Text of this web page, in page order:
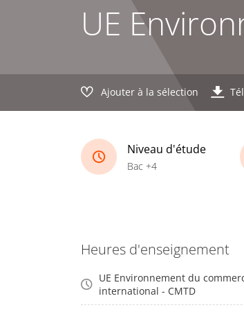
UE
Ajouter à la sélection
Niveau d'étude
Bac +4
Heures d'enseignement
UE Environnement du
international - CMTD